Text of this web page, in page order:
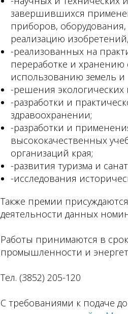
завершившихся
приборов,
реализацию
-реализованных на
переработке и хранению
использованию земель
-решения экологических
-разработки и
здравоохранении;
-разработки и
высококачественных
организаций края;
-развития туризма и
-исследования
Также премии
деятельности данных
Работы принимаются в
промышленности и
Тел. (3852) 205-120
С требованиями к подаче